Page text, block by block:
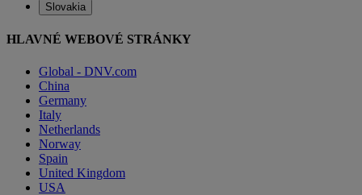
Slovakia
HLAVNÉ WEBOVÉ STRÁNKY
Global - DNV.com
China
Germany
Italy
Netherlands
Norway
Spain
United Kingdom
USA